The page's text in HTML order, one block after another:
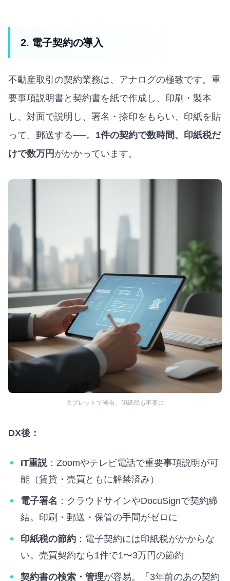
2. 電子契約の導入
不動産取引の契約業務は、アナログの極致です。重
要事項説明書と契約書を紙で作成し、印刷・製本
し、対面で説明し、署名・捺印をもらい、印紙を貼
って、郵送する──。 1件の契約で数時間、印紙税だ
けで数万円 がかかっています。
タブレットで署名。印紙税も不要に
DX後：
IT重説：Zoomやテレビ電話で重要事項説明が可
能（賃貸・売買ともに解禁済み）
電子署名 ：クラウドサインやDocuSignで契約締
結。印刷・郵送・保管の手間がゼロに
印紙税の節約 ：電子契約には印紙税がかからな
い。売買契約なら1件で1〜3万円の節約
契約書の検索・管理が容易。「3年前のあの契約